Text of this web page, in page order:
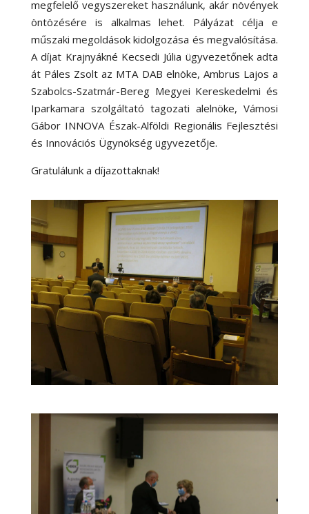
megfelelő vegyszereket használunk, akár növények
öntözésére is alkalmas lehet. Pályázat célja e
műszaki megoldások kidolgozása és megvalósítása.
A díjat Krajnyákné Kecsedi Júlia ügyvezetőnek adta
át Páles Zsolt az MTA DAB elnöke, Ambrus Lajos a
Szabolcs-Szatmár-Bereg Megyei Kereskedelmi és
Iparkamara szolgáltató tagozati alelnöke, Vámosi
Gábor INNOVA Észak-Alföldi Regionális Fejlesztési
és Innovációs Ügynökség ügyvezetője.
Gratulálunk a díjazottaknak!